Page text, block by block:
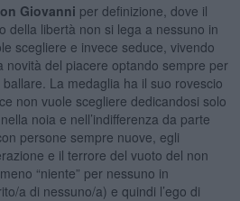
Giovanni per definizione, dove il
della libertà non si lega a nessuno in
scegliere e invece seduce, vivendo
novità del piacere optando sempre per
La medaglia ha il suo rovescio
non vuole scegliere dedicandosi solo
noia e nell’indifferenza da parte
persone sempre nuove, egli
e il terrore del vuoto del non
“niente” per nessuno in
a di nessuno/a) e quindi l’ego di